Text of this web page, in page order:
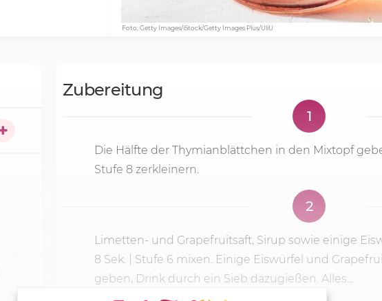
Foto: Getty Images/iStock/Getty Images Plus/UliU
Zubereitung
1
Die Hälfte der Thymianblättchen in den Mixtopf
Stufe 8 zerkleinern.
2
Limetten- und Grapefruitsaft, Sirup sowie einige
8 Sek.
Stufe 6 mixen. Einige Eiswürfel und
geben, Drink durch ein Sieb dazugießen. Alles...